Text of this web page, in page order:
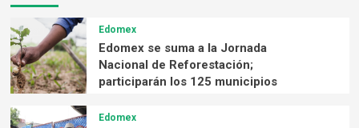
Edomex
Edomex se suma a la Jornada
Nacional de Reforestación;
participarán los 125 municipios
Edomex